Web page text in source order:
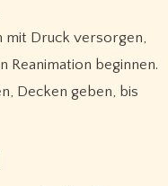
mit Druck versorgen,
Reanimation beginnen.
Decken geben, bis